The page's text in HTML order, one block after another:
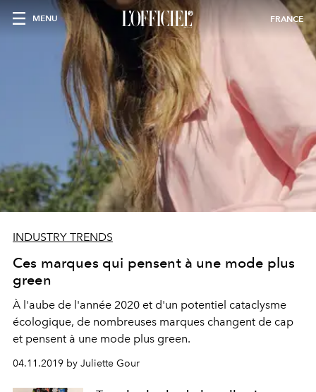
MENU FRANCE
INDUSTRY TRENDS
Ces marques qui pensent à une mode plus
green
À l'aube de l'année 2020 et d'un potentiel cataclysme
écologique, de nombreuses marques changent de cap
et pensent à une mode plus green.
04.11.2019 by Juliette Gour